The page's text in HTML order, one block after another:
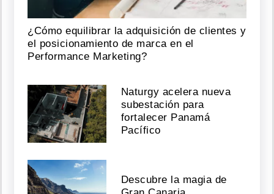
¿Cómo equilibrar la adquisición de clientes y
el posicionamiento de marca en el
Performance Marketing?
Naturgy acelera nueva
subestación para
fortalecer Panamá
Pacífico
Descubre la magia de